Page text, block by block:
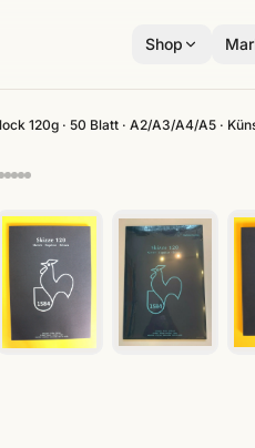
Shop
120g · 50 Blatt · A2/A3/A4/A5 ·